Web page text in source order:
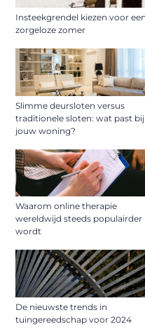
Insteekgrendel kiezen voor een
zorgeloze zomer
Slimme deursloten versus
traditionele sloten: wat past bij
jouw woning?
Waarom online therapie
wereldwijd steeds populairder
wordt
De nieuwste trends in
tuingereedschap voor 2024